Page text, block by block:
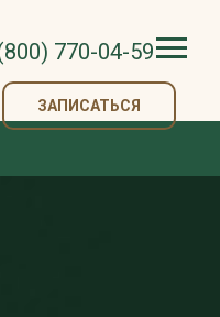
770-04-59
ЗАПИСАТЬСЯ